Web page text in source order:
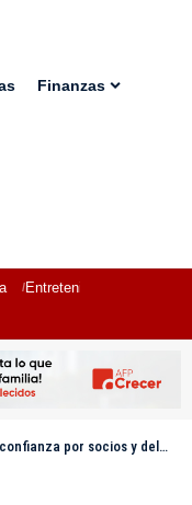
Finanzas
Entretenimiento
de COOP-HERRERA tras disolución